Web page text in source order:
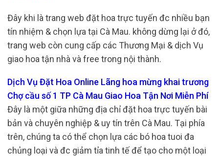
Đây khi là trang web đặt hoa trực tuyến đc nhiều bạn
tín nhiệm & chọn lựa tại Cà Mau. không dừng lại ở đó,
trang web còn cung cấp các Thương Mại & dịch Vụ
giao hoa tận nhà và free trong nội thành.
Dịch Vụ Đặt Hoa Online Lãng hoa mừng khai trương
Chợ cầu số 1 TP Cà Mau Giao Hoa Tận Nơi Miễn Phí
Đây là một giữa những địa chỉ đặt hoa trực tuyến bài
bản và chuyên nghiệp & uy tín trên Cà Mau. Tại phía
trên, chúng ta có thể chọn lựa các bó hoa tuoi đa
chủng loại và đc giảm tỉa tinh tế để tạo cho một loại